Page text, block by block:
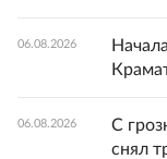
06.08.2026
06.08.2026
С
снял